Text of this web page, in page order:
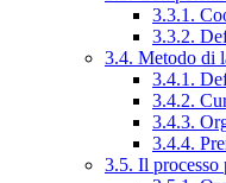
3.3.1.
3.3.2.
3.4. Metodo di
3.4.1.
3.4.2.
3.4.3.
3.4.4.
3.5. Il processo